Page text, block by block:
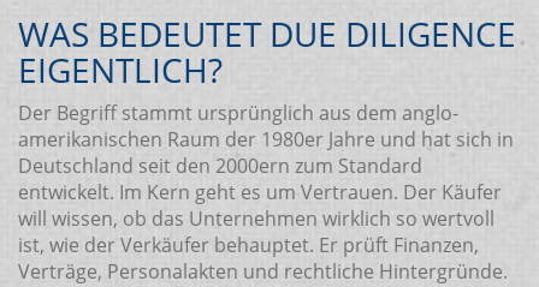
WAS BEDEUTET DUE DILIGENCE
EIGENTLICH?
Der Begriff stammt ursprünglich aus dem anglo-
amerikanischen Raum der 1980er Jahre und hat sich in
Deutschland seit den 2000ern zum Standard
entwickelt. Im Kern geht es um Vertrauen. Der Käufer
will wissen, ob das Unternehmen wirklich so wertvoll
ist, wie der Verkäufer behauptet. Er prüft Finanzen,
Verträge, Personalakten und rechtliche Hintergründe.